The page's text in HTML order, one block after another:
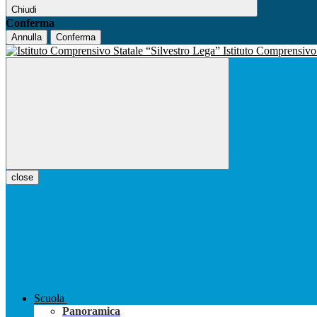
Chiudi
Conferma
Annulla Conferma
Istituto Comprensivo
close
Scuola
Panoramica